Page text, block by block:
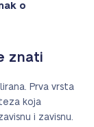
o
znati
Prva vrsta
koja
i zavisnu.